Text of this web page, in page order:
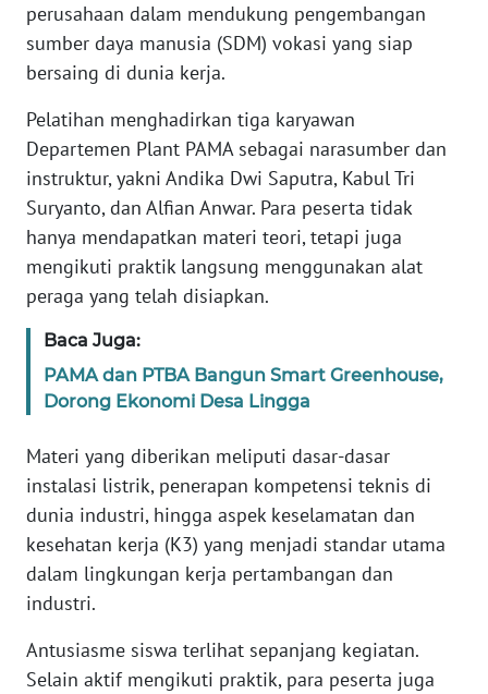
perusahaan dalam mendukung pengembangan
sumber daya manusia (SDM) vokasi yang siap
bersaing di dunia kerja.
Pelatihan menghadirkan tiga karyawan
Departemen Plant PAMA sebagai narasumber dan
instruktur, yakni Andika Dwi Saputra, Kabul Tri
Suryanto, dan Alfian Anwar. Para peserta tidak
hanya mendapatkan materi teori, tetapi juga
mengikuti praktik langsung menggunakan alat
peraga yang telah disiapkan.
Baca Juga:
PAMA dan PTBA Bangun Smart Greenhouse,
Dorong Ekonomi Desa Lingga
Materi yang diberikan meliputi dasar-dasar
instalasi listrik, penerapan kompetensi teknis di
dunia industri, hingga aspek keselamatan dan
kesehatan kerja (K3) yang menjadi standar utama
dalam lingkungan kerja pertambangan dan
industri.
Antusiasme siswa terlihat sepanjang kegiatan.
Selain aktif mengikuti praktik, para peserta juga
DISCLAIMER
News
Regional
SUMUT
WN
JAKARTA
JABAR
BANTEN
WN
NTT
WN
WN